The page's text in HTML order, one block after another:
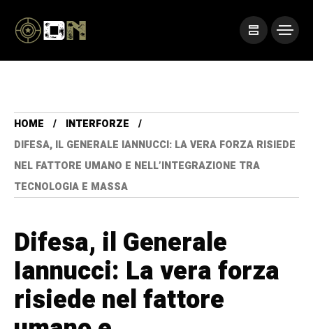
HOME
INTERFORZE
DIFESA, IL GENERALE IANNUCCI: LA VERA FORZA RISIEDE
NEL FATTORE UMANO E NELL’INTEGRAZIONE TRA
TECNOLOGIA E MASSA
Difesa, il Generale
Iannucci: La vera forza
risiede nel fattore